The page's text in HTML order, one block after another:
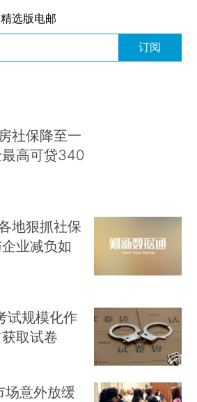
选版电邮
订阅
社保降至一
高可贷340
地狠抓社保
业减负如
试规模化作
取试卷
场意外放缓